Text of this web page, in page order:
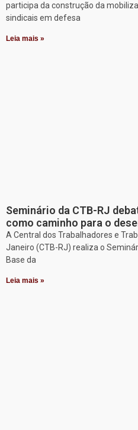
participa da construção da
sindicais em defesa
Leia mais »
Seminário da CTB-RJ
como caminho para o
A Central dos Trabalhadores e
Janeiro (CTB-RJ) realiza o
Base da
Leia mais »